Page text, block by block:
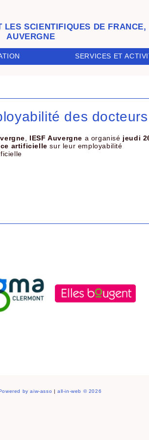
LES SCIENTIFIQUES DE FRANCE,
AUVERGNE
SERVICES ET
des
IESF Auvergne a organisé jeudi
artificielle sur leur employabilité
by aiw-asso | all-in-web © 2026